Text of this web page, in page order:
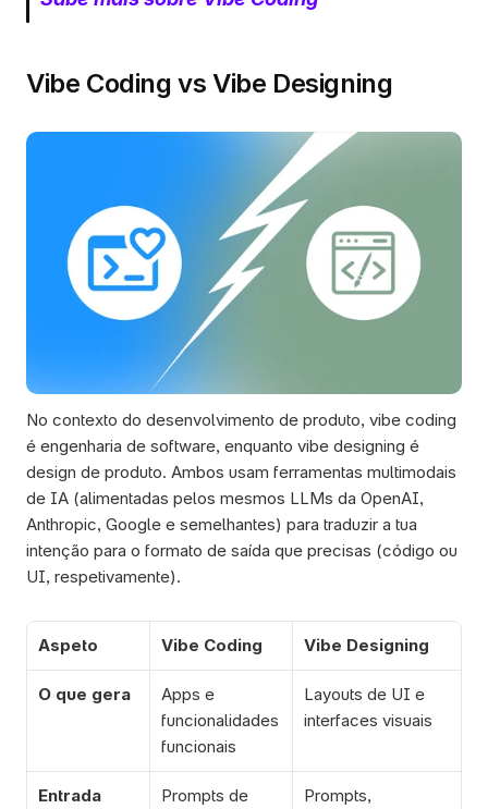
Vibe Coding vs Vibe Designing
No contexto do desenvolvimento de produto, vibe coding
é engenharia de software, enquanto vibe designing é
design de produto. Ambos usam ferramentas multimodais
de IA (alimentadas pelos mesmos LLMs da OpenAI,
Anthropic, Google e semelhantes) para traduzir a tua
intenção para o formato de saída que precisas (código ou
UI, respetivamente).
Aspeto Vibe Coding Vibe Designing
O que gera
Apps e
funcionalidades
funcionais
Layouts de UI e
interfaces visuais
Entrada
Prompts de
Prompts,